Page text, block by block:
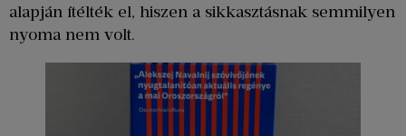
alapján ítélték el, hiszen a sikkasztásnak semmilyen
nyoma nem volt.